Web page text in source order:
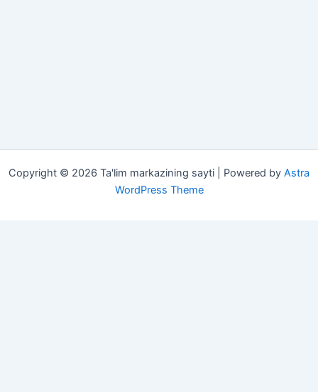
Copyright © 2026 Ta'lim markazining sayti | Powered by Astra
WordPress Theme